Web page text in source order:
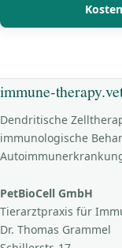
immune-
Dendritische
immunologische
PetBioCell GmbH
Tierarztpraxis für
Dr. Thomas Grammel